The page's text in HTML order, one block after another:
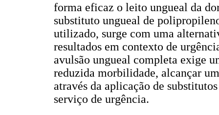
forma eficaz o leito ungueal da
substituto ungueal de
utilizado, surge com uma
resultados em contexto de
avulsão ungueal completa exige
reduzida morbilidade, alcançar
através da aplicação de
serviço de urgência.